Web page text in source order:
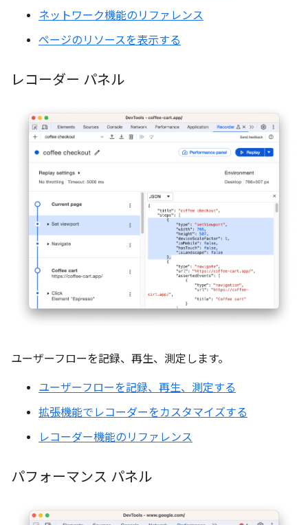
ネットワーク機能のリファレンス
ページのリソースを表示する
レコーダー パネル
ユーザーフローを記録、再生、測定します。
ユーザーフローを記録、再生、測定する
拡張機能でレコーダーをカスタマイズする
レコーダー機能のリファレンス
パフォーマンス パネル